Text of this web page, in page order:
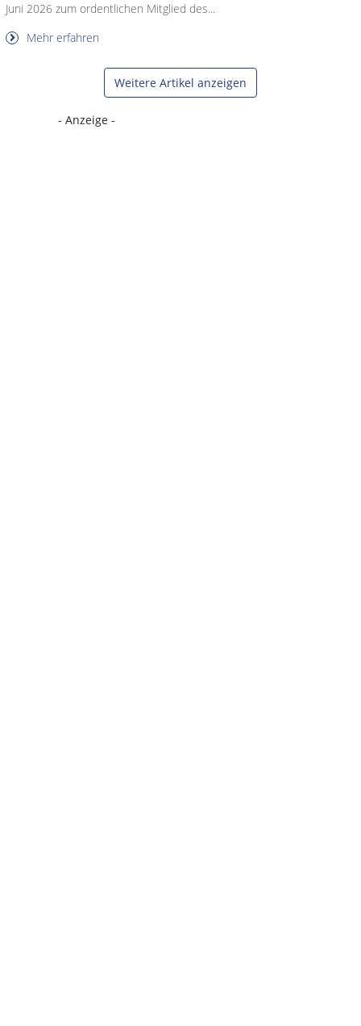
Juni 2026 zum ordentlichen Mitglied des...
Mehr erfahren
Weitere Artikel anzeigen
- Anzeige -